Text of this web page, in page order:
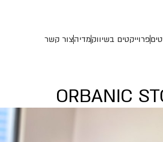
פרוייקטים בשיווקמדיהצור קשר
ORBANIC